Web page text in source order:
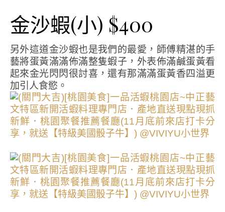
金沙蝦(小) $400
另外這道金沙蝦也是我們的最愛，師傅精湛的手
藝將蛋黃滿滿佈滿整隻蝦子，外表佈滿鹹蛋黃看
起來金光閃閃很討喜，還有那滿滿蛋黃香四溢更
加引人食慾。